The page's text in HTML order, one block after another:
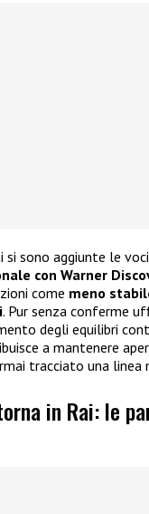
si sono aggiunte le
con Warner
come meno
. Pur senza conferme
degli equilibri
a mantenere
tracciato una linea
in Rai: le